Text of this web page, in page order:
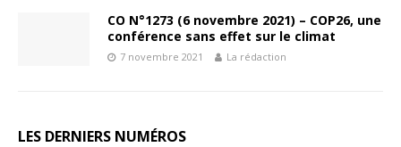
CO N°1273 (6 novembre 2021) – COP26, une
conférence sans effet sur le climat
7 novembre 2021 La rédaction
LES DERNIERS NUMÉROS